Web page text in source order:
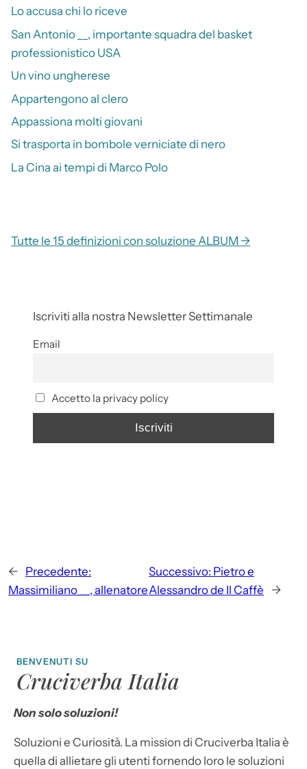
Lo accusa chi lo riceve
San Antonio __, importante squadra del basket
professionistico USA
Un vino ungherese
Appartengono al clero
Appassiona molti giovani
Si trasporta in bombole verniciate di nero
La Cina ai tempi di Marco Polo
Tutte le 15 definizioni con soluzione ALBUM →
Iscriviti alla nostra Newsletter Settimanale
Email
Accetto la privacy policy
← Precedente:
Massimiliano __, allenatore
Successivo: Pietro e
Alessandro de Il Caffè
→
BENVENUTI SU
Cruciverba Italia
Non solo soluzioni!
Soluzioni e Curiosità. La mission di Cruciverba Italia è
quella di allietare gli utenti fornendo loro le soluzioni